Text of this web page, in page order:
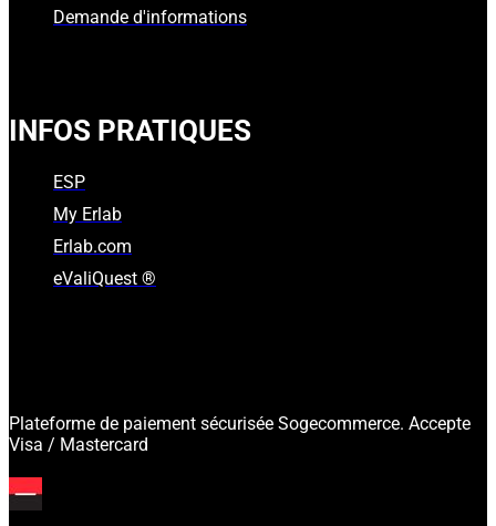
Demande d'informations
INFOS PRATIQUES
ESP
My Erlab
Erlab.com
eValiQuest ®
Plateforme de paiement sécurisée Sogecommerce. Accepte
Visa / Mastercard